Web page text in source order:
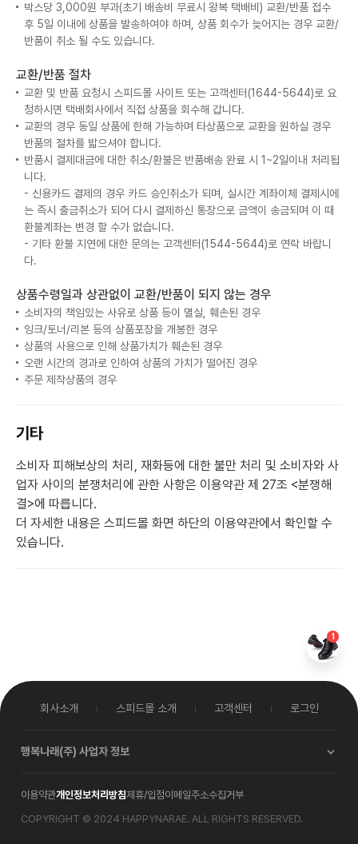
박스당 3,000원 부과(초기 배송비 무료시 왕복 택배비) 교환/반품 접수
후 5일 이내에 상품을 발송하여야 하며, 상품 회수가 늦어지는 경우 교환/
반품이 취소 될 수도 있습니다.
교환/반품 절차
교환 및 반품 요청시 스피드몰 사이트 또는 고객센터(1644-5644)로 요
청하시면 택배회사에서 직접 상품을 회수해 갑니다.
교환의 경우 동일 상품에 한해 가능하며 타상품으로 교환을 원하실 경우
반품의 절차를 밟으셔야 합니다.
반품시 결제대금에 대한 취소/환불은 반품배송 완료 시 1~2일이내 처리됩
니다.
- 신용카드 결제의 경우 카드 승인취소가 되며, 실시간 계좌이체 결제시에
는 즉시 출금취소가 되어 다시 결제하신 통장으로 금액이 송금되며 이 때
환불계좌는 변경 할 수가 없습니다.
- 기타 환불 지연에 대한 문의는 고객센터(1544-5644)로 연락 바랍니
다.
상품수령일과 상관없이 교환/반품이 되지 않는 경우
소비자의 책임있는 사유로 상품 등이 멸실, 훼손된 경우
잉크/토너/리본 등의 상품포장을 개봉한 경우
상품의 사용으로 인해 상품가치가 훼손된 경우
오랜 시간의 경과로 인하여 상품의 가치가 떨어진 경우
주문 제작상품의 경우
기타
소비자 피해보상의 처리, 재화등에 대한 불만 처리 및 소비자와 사
업자 사이의 분쟁처리에 관한 사항은 이용약관 제 27조 <분쟁해
결>에 따릅니다.
더 자세한 내용은 스피드몰 화면 하단의 이용약관에서 확인할 수
있습니다.
1
회사소개 스피드몰 소개 고객센터 로그인
이용약관개인정보처리방침제휴/입점이메일주소수집거부
행복나래(주) 사업자 정보
사업자등록번호
COPYRIGHT © 2024 HAPPYNARAE. ALL RIGHTS RESERVED.